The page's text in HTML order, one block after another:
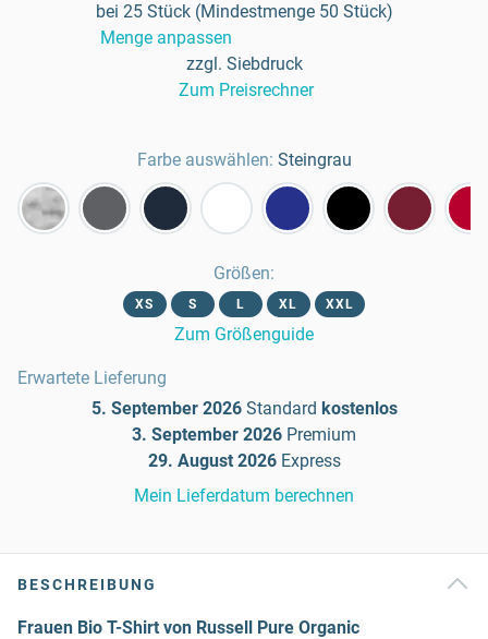
bei 25 Stück (Mindestmenge 50 Stück)
Menge anpassen
zzgl. Siebdruck
Zum Preisrechner
Farbe auswählen: Steingrau
Größen:
XS S L XL XXL
Zum Größenguide
Erwartete Lieferung
5. September 2026 Standard kostenlos
3. September 2026 Premium
29. August 2026 Express
Mein Lieferdatum berechnen
BESCHREIBUNG
Frauen Bio T-Shirt von Russell Pure Organic